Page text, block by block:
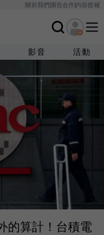
關於我們廣告合作內容授權
影音 活動
的算計！台積電